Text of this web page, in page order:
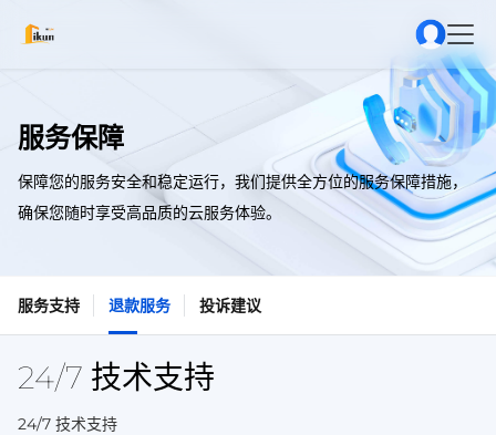
服务保障
保障您的服务安全和稳定运行，我们提供全方位的服务保障措施，
确保您随时享受高品质的云服务体验。
服务支持 退款服务 投诉建议
24/7 技术支持
24/7 技术支持